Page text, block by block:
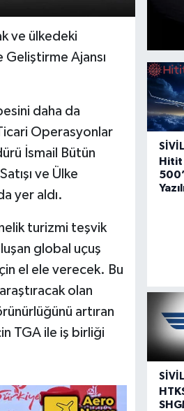
ve ülkedeki
Geliştirme Ajansı
daha da
Operasyonlar
İsmail Bütün
ve Ülke
yer aldı.
turizmi teşvik
global uçuş
el ele verecek. Bu
olan
artıran
TGA ile iş birliği
Hitit